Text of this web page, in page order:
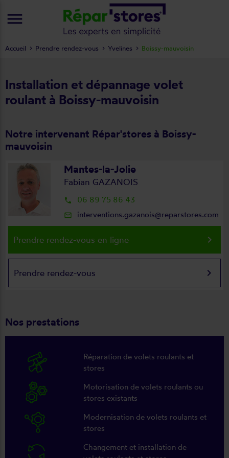
Installation et dépannage volet
roulant à Boissy-mauvoisin
Notre intervenant Répar'stores à Boissy-
mauvoisin
Mantes-la-Jolie
Fabian GAZANOIS
local_phone 06 89 75 86 43
mail_outline interventions.gazanois@reparstores.com
Prendre rendez-vous en ligne keyboard_arrow_right
Prendre rendez-vous keyboard_arrow_right
Nos prestations
Réparation de volets roulants et
stores
Motorisation de volets roulants ou
stores existants
Modernisation de volets roulants et
stores
Changement et installation de
Accueil Prendre rendez-vous Yvelines Boissy-mauvoisin
menu